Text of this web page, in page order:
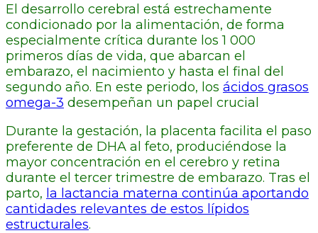
El desarrollo cerebral está estrechamente
condicionado por la alimentación, de forma
especialmente crítica durante los 1 000
primeros días de vida, que abarcan el
embarazo, el nacimiento y hasta el final del
segundo año. En este periodo, los ácidos grasos
omega-3 desempeñan un papel crucial
Durante la gestación, la placenta facilita el paso
preferente de DHA al feto, produciéndose la
mayor concentración en el cerebro y retina
durante el tercer trimestre de embarazo. Tras el
parto, la lactancia materna continúa aportando
cantidades relevantes de estos lípidos
estructurales.